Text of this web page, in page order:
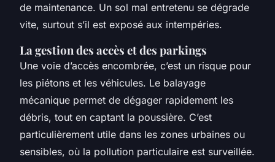
de maintenance. Un sol mal entretenu se dégrade
vite, surtout s’il est exposé aux intempéries.
La gestion des accès et des parkings
Une voie d’accès encombrée, c’est un risque pour
les piétons et les véhicules. Le balayage
mécanique permet de dégager rapidement les
débris, tout en captant la poussière. C’est
particulièrement utile dans les zones urbaines ou
sensibles, où la pollution particulaire est surveillée.